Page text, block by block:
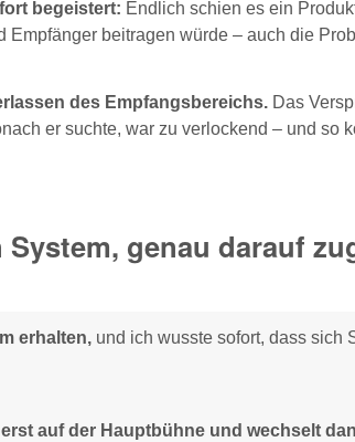
begeistert: Endlich schien es ein
beitragen würde – auch die
des Empfangsbereichs. Das
er suchte, war zu verlockend – und so
genau darauf
erhalten, und ich wusste sofort, dass sich
auf der Hauptbühne und wechselt